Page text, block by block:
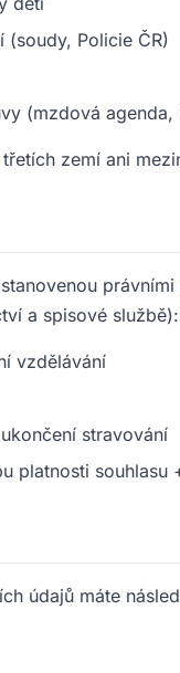
(soudy, Policie ČR)
(mzdová agenda,
zemí ani
a spisové službě):
vzdělávání
stravování
platnosti souhlasu
údajů máte